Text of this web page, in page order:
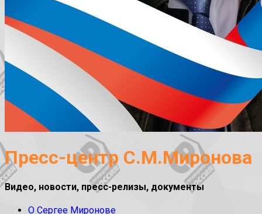
Пресс-центр С.М.Миронова
Видео, новости, пресс-релизы, документы
О Сергее Миронове